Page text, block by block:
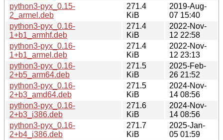
python3-pyx_0.15-
2_armel.deb
271.4
KiB
2019-Aug-
07 15:40
python3-pyx_0.16-
1+b1_armhf.deb
271.4
KiB
2022-Nov-
12 22:58
python3-pyx_0.16-
1+b1_armel.deb
271.4
KiB
2022-Nov-
12 23:13
python3-pyx_0.16-
2+b5_arm64.deb
271.5
KiB
2025-Feb-
26 21:52
python3-pyx_0.16-
2+b3_amd64.deb
271.5
KiB
2024-Nov-
14 08:56
python3-pyx_0.16-
2+b3_i386.deb
271.6
KiB
2024-Nov-
14 08:56
python3-pyx_0.16-
2+b4_i386.deb
271.7
KiB
2025-Jan-
05 01:59